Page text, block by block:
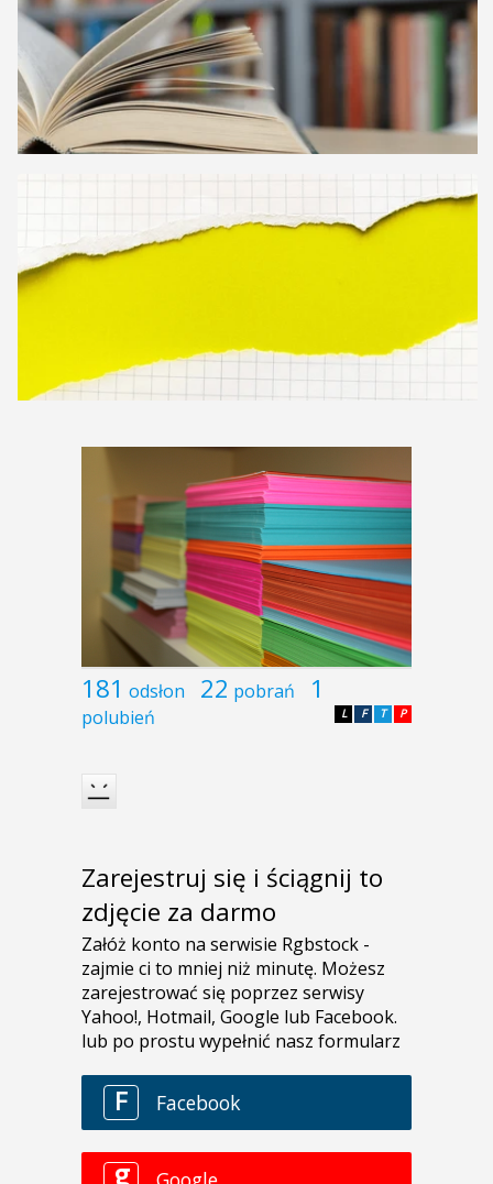
181 odsłon 22 pobrań 1
polubień P
T
F
L
Zarejestruj się i ściągnij to
zdjęcie za darmo